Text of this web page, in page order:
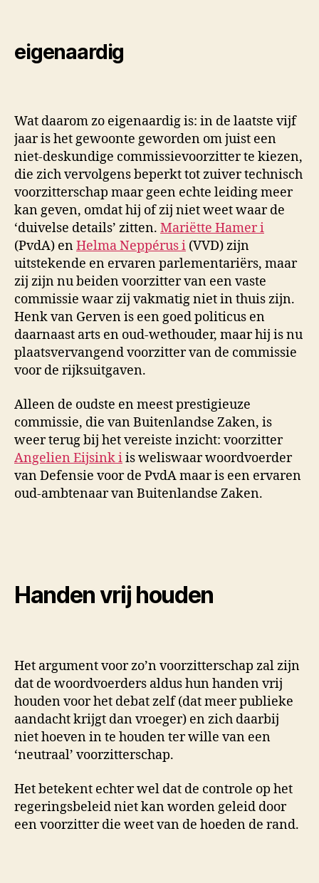
eigenaardig
Wat daarom zo eigenaardig is: in de laatste vijf
jaar is het gewoonte geworden om juist een
niet-deskundige commissievoorzitter te kiezen,
die zich vervolgens beperkt tot zuiver technisch
voorzitterschap maar geen echte leiding meer
kan geven, omdat hij of zij niet weet waar de
‘duivelse details’ zitten. Mariëtte Hameri
(PvdA) enHelma Neppérusi (VVD) zijn
uitstekende en ervaren parlementariërs, maar
zij zijn nu beiden voorzitter van een vaste
commissie waar zij vakmatig niet in thuis zijn.
Henk van Gervenis een goed politicus en
daarnaast arts en oud-wethouder, maar hij is nu
plaatsvervangend voorzitter van de commissie
voor de rijksuitgaven.
Alleen de oudste en meest prestigieuze
commissie, die van Buitenlandse Zaken, is
weer terug bij het vereiste inzicht: voorzitter
Angelien Eijsinkiis weliswaar woordvoerder
van Defensie voor de PvdA maar is een ervaren
oud-ambtenaar van Buitenlandse Zaken.
Handen vrij houden
Het argument voor zo’n voorzitterschap zal zijn
dat de woordvoerders aldus hun handen vrij
houden voor het debat zelf (dat meer publieke
aandacht krijgt dan vroeger) en zich daarbij
niet hoeven in te houden ter wille van een
‘neutraal’ voorzitterschap.
Het betekent echter wel dat de controle op het
regeringsbeleid niet kan worden geleid door
een voorzitter die weet van de hoeden de rand.